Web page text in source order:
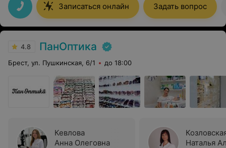
Записаться онлайн Задать вопрос
4.8 ПанОптика
Брест, ул. Пушкинская, 6/1 до 18:00
Кевлова
Анна Олеговна
Наталья